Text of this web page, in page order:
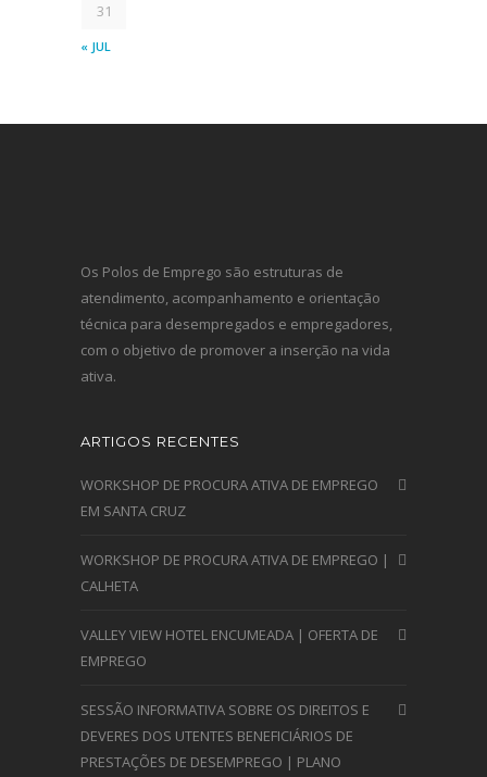
« JUL
31
Os Polos de Emprego são estruturas de
atendimento, acompanhamento e orientação
técnica para desempregados e empregadores,
com o objetivo de promover a inserção na vida
ativa.
ARTIGOS RECENTES
WORKSHOP DE PROCURA ATIVA DE EMPREGO
EM SANTA CRUZ
WORKSHOP DE PROCURA ATIVA DE EMPREGO |
CALHETA
VALLEY VIEW HOTEL ENCUMEADA | OFERTA DE
EMPREGO
SESSÃO INFORMATIVA SOBRE OS DIREITOS E
DEVERES DOS UTENTES BENEFICIÁRIOS DE
PRESTAÇÕES DE DESEMPREGO | PLANO